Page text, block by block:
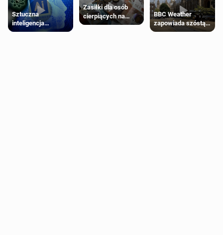
Sztuczna
inteligencja
próbowała oszukać
Zasiłki dla osób
cierpiących na
schorzenia
BBC Weather
zapowiada szóstą
falę upałów w